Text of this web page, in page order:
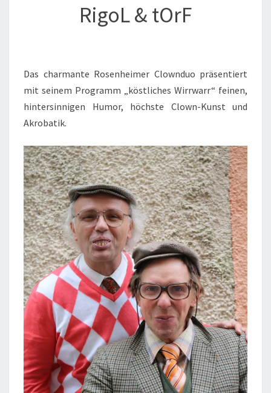
RigoL & tOrF
Das charmante Rosenheimer Clownduo präsentiert
mit seinem Programm „köstliches Wirrwarr“ feinen,
hintersinnigen Humor, höchste Clown-Kunst und
Akrobatik.